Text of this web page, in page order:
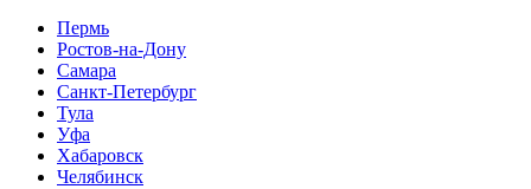
Пермь
Ростов-на-Дону
Самара
Санкт-Петербург
Тула
Уфа
Хабаровск
Челябинск